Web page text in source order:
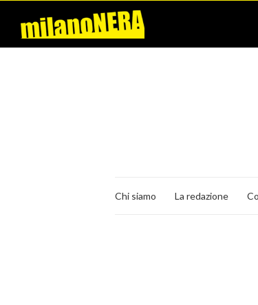
Chi siamo La redazione